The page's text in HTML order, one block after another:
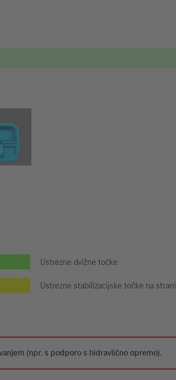
Ustrezne dvižne točke
Ustrezne stabilizacijske točke na strani
(npr. s podporo s hidravlično opremo).